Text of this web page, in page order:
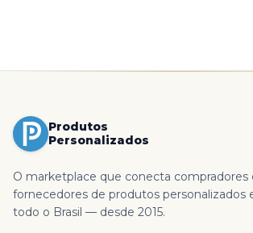
Produtos
Personalizados
O marketplace que conecta compradores
fornecedores de produtos personalizados
todo o Brasil — desde 2015.